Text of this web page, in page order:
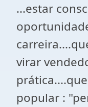
...estar
virar
popular :